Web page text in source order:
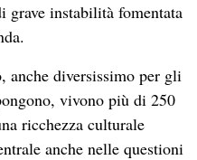
grave instabilità fomentata
anche diversissimo per gli
vivono più di 250
ricchezza culturale
anche nelle questioni